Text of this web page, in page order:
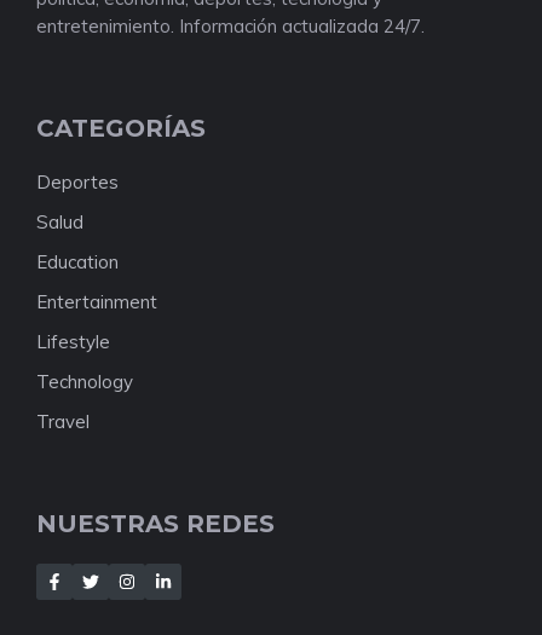
entretenimiento. Información actualizada 24/7.
CATEGORÍAS
Deportes
Salud
Education
Entertainment
Lifestyle
Technology
Travel
NUESTRAS REDES